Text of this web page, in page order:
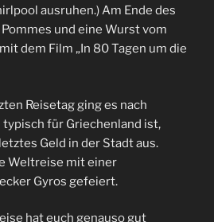
ausruhen.) Am Ende des
und eine Wurst vom
dem Film „In 80 Tagen um die
Reisetag ging es nach
typisch für Griechenland ist,
Geld in der Stadt aus.
Weltreise mit einer
Gyros gefeiert.
hat euch genauso gut